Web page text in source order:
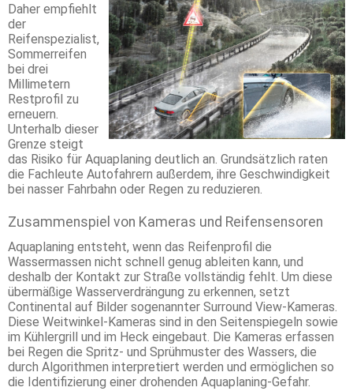
Daher empfiehlt
der
Reifenspezialist,
Sommerreifen
bei drei
Millimetern
Restprofil zu
erneuern.
Unterhalb dieser
Grenze steigt
das Risiko für Aquaplaning deutlich an. Grundsätzlich raten
die Fachleute Autofahrern außerdem, ihre Geschwindigkeit
bei nasser Fahrbahn oder Regen zu reduzieren.
Zusammenspiel von Kameras und Reifensensoren
Aquaplaning entsteht, wenn das Reifenprofil die
Wassermassen nicht schnell genug ableiten kann, und
deshalb der Kontakt zur Straße vollständig fehlt. Um diese
übermäßige Wasserverdrängung zu erkennen, setzt
Continental auf Bilder sogenannter Surround View-Kameras.
Diese Weitwinkel-Kameras sind in den Seitenspiegeln sowie
im Kühlergrill und im Heck eingebaut. Die Kameras erfassen
bei Regen die Spritz- und Sprühmuster des Wassers, die
durch Algorithmen interpretiert werden und ermöglichen so
die Identifizierung einer drohenden Aquaplaning-Gefahr.